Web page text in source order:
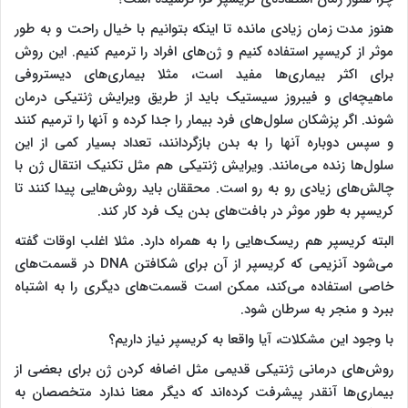
هنوز مدت زمان زیادی مانده تا اینکه بتوانیم با خیال راحت و به طور
موثر از کریسپر استفاده کنیم و ژن‌های افراد را ترمیم کنیم. این روش
برای اکثر بیماری‌ها مفید است، مثلا بیماری‌های دیستروفی
ماهیچه‌ای و فیبروز سیستیک باید از طریق ویرایش ژنتیکی درمان
شوند. اگر پزشکان سلول‌های فرد بیمار را جدا کرده و آنها را ترمیم کنند
و سپس دوباره آنها را به بدن بازگردانند، تعداد بسیار کمی از این
سلول‌ها زنده می‌مانند. ویرایش ژنتیکی هم مثل تکنیک انتقال ژن با
چالش‌های زیادی رو به رو است. محققان باید روش‌هایی پیدا کنند تا
کریسپر به طور موثر در بافت‌‌های بدن یک فرد کار کند.
البته کریسپر هم ریسک‌هایی را به همراه دارد. مثلا اغلب اوقات گفته
می‌شود آنزیمی که کریسپر از آن برای شکافتن DNA در قسمت‌های
خاصی استفاده می‌کند، ممکن است قسمت‌های دیگری را به اشتباه
ببرد و منجر به سرطان شود.
با وجود این مشکلات، آیا واقعا به کریسپر نیاز داریم؟
روش‌های درمانی ژنتیکی قدیمی مثل اضافه کردن ژن برای بعضی از
بیماری‌ها آنقدر پیشرفت کرده‌اند که دیگر معنا ندارد متخصصان به